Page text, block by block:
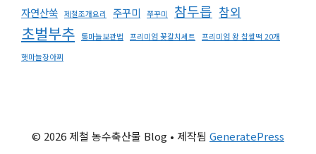
자연산쑥 제철조개요리 주꾸미 쭈꾸미 참두릅 참외
초벌부추 통마늘보관법 프리미엄 꽃갈치세트
프리미엄 왕 찹쌀떡 20개
햇마늘장아찌
© 2026 제철 농수축산물 Blog • 제작됨 GeneratePress